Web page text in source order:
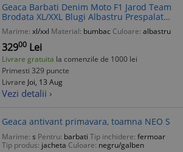
Geaca Barbati Denim Moto F1 Jarod Team
Brodata XL/XXL Blugi Albastru Prespalat
Buzunare Nasturi Metalici Primavara
Toamna
Marime: xl/xxl Material: bumbac Culoare: albastru
32900 Lei
Livrare gratuita la comenzile de 1000 lei
Primesti 329 puncte
Livrare Joi, 13 Aug
Vezi detalii ›
Geaca antivant primavara, toamna NEO S
Marime: s Pentru: barbati Tip inchidere: fermoar
Tip produs: jacheta Culoare: negru/galben